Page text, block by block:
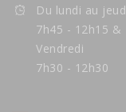
Du lundi au
7h45 - 12h15 &
Vendredi
7h30 - 12h30